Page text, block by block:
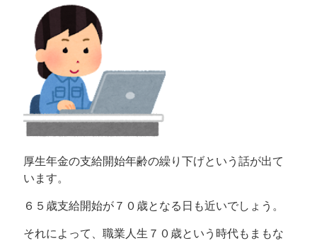
厚生年金の支給開始年齢の繰り下げという話が出て
います。
６５歳支給開始が７０歳となる日も近いでしょう。
それによって、職業人生７０歳という時代もまもな